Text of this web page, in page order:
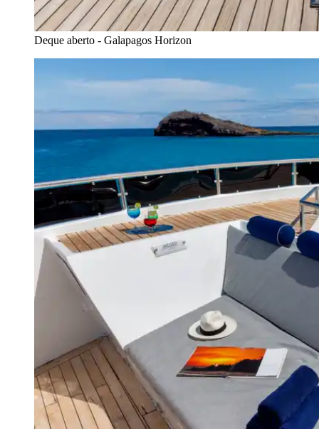
Deque aberto - Galapagos Horizon